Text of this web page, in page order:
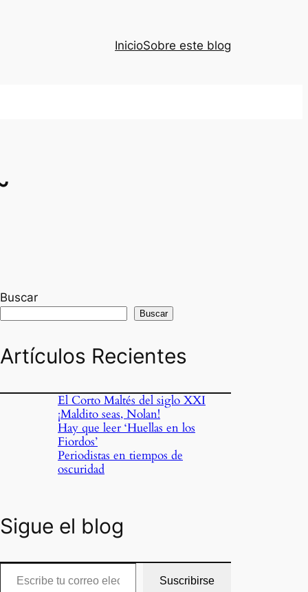
InicioSobre este blog
Buscar
Buscar
Artículos Recientes
El Corto Maltés del siglo XXI
¡Maldito seas, Nolan!
Hay que leer ‘Huellas en los
Fiordos’
Periodistas en tiempos de
oscuridad
Sigue el blog
Escribe tu correo electrónico…
Suscribirse